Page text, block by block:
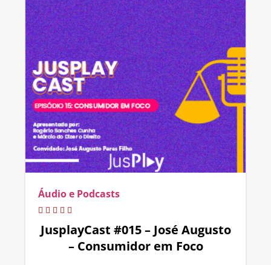
Áudio e Podcasts
JusplayCast #015 – José Augusto
– Consumidor em Foco